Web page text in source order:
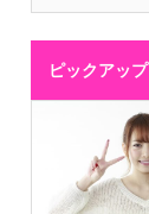
ピックアップ